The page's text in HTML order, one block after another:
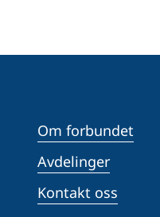
Om forbundet
Avdelinger
Kontakt oss